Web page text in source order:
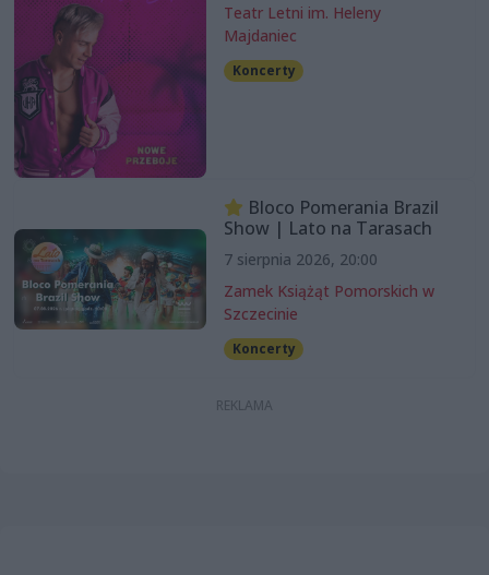
Teatr Letni im. Heleny
Majdaniec
Koncerty
Bloco Pomerania Brazil
Show | Lato na Tarasach
7 sierpnia 2026, 20:00
Zamek Książąt Pomorskich w
Szczecinie
Koncerty